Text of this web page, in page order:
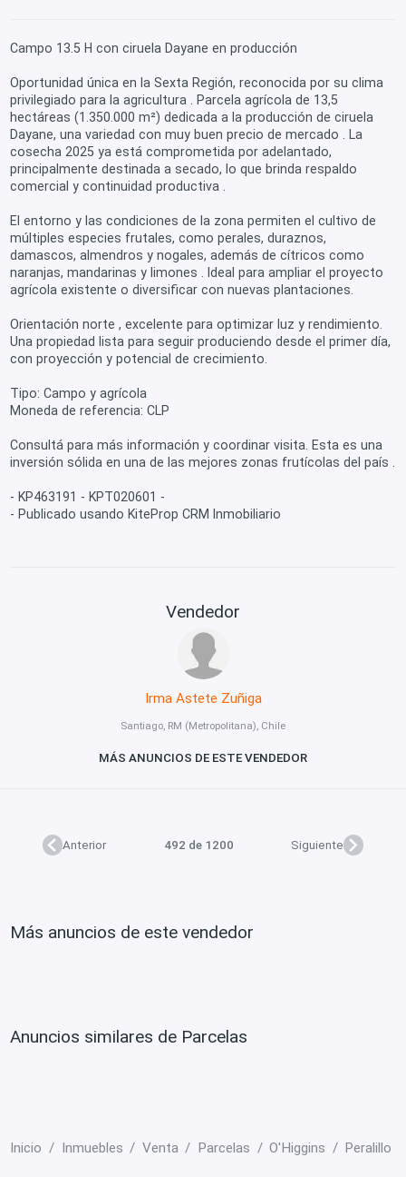
Campo 13.5 H con ciruela Dayane en producción
Oportunidad única en la Sexta Región, reconocida por su clima
privilegiado para la agricultura . Parcela agrícola de 13,5
hectáreas (1.350.000 m²) dedicada a la producción de ciruela
Dayane, una variedad con muy buen precio de mercado . La
cosecha 2025 ya está comprometida por adelantado,
principalmente destinada a secado, lo que brinda respaldo
comercial y continuidad productiva .
El entorno y las condiciones de la zona permiten el cultivo de
múltiples especies frutales, como perales, duraznos,
damascos, almendros y nogales, además de cítricos como
naranjas, mandarinas y limones . Ideal para ampliar el proyecto
agrícola existente o diversificar con nuevas plantaciones.
Orientación norte , excelente para optimizar luz y rendimiento.
Una propiedad lista para seguir produciendo desde el primer día,
con proyección y potencial de crecimiento.
Tipo: Campo y agrícola
Moneda de referencia: CLP
Consultá para más información y coordinar visita. Esta es una
inversión sólida en una de las mejores zonas frutícolas del país .
- KP463191 - KPT020601 -
- Publicado usando KiteProp CRM Inmobiliario
Vendedor
Irma Astete Zuñiga
Santiago, RM (Metropolitana), Chile
MÁS ANUNCIOS DE ESTE VENDEDOR
Anterior 492 de 1200 Siguiente
Más anuncios de este vendedor
Anuncios similares de Parcelas
Inicio Inmuebles Venta Parcelas O'Higgins Peralillo